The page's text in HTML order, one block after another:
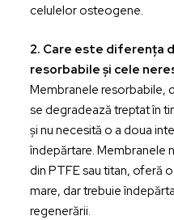
celulelor osteogene.
2. Care este diferența
resorbabile și cele
Membranele resorbabile,
se degradează treptat în
și nu necesită o a doua
îndepărtare. Membranele
din PTFE sau titan, oferă
mare, dar trebuie
regenerării.